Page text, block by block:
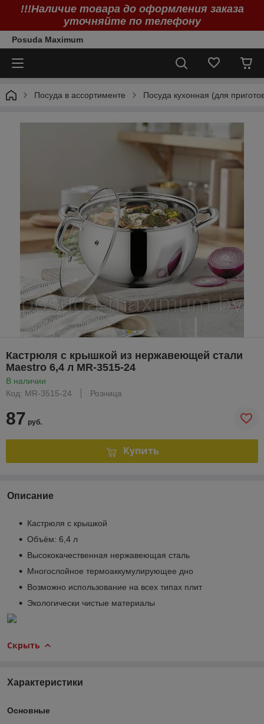
!!!Наличие товара до оформления заказа
уточняйте по телефону
Posuda Maximum
Посуда в ассортименте Посуда кухонная (для
Кастрюля с крышкой из нержавеющей стали
Maestro 6,4 л MR-3515-24
В наличии
Код: MR-3515-24
Розница
87 руб.
Купить
Описание
Кастрюля с крышкой
Объём: 6,4 л
Высококачественная нержавеющая сталь
Многослойное термоаккумулирующее дно
Возможно использование на всех типах плит
Экологически чистые материалы
Скрыть
Характеристики
Основные